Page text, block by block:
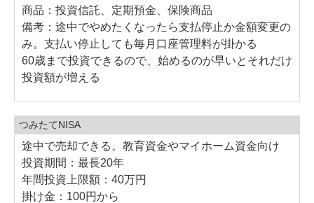
商品：投資信託、定期預金、保険商品
備考：途中でやめたくなったら支払停止か金額変更の
み。支払い停止しても毎月口座管理料が掛かる
60歳まで投資できるので、始めるのが早いとそれだけ
投資額が増える
つみたてNISA
途中で売却できる。教育資金やマイホーム資金向け
投資期間：最長20年
年間投資上限額：40万円
掛け金：100円から